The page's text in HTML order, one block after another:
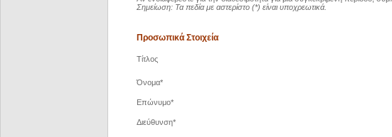
Σημείωση: Τα πεδία με αστερίστο (*) είναι υποχρεωτικά.
Προσωπικά Στοιχεία
Τίτλος
Όνομα*
Επώνυμο*
Διεύθυνση*